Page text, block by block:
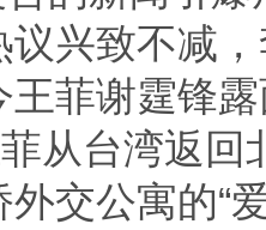
兴致不减
王菲谢霆锋
从台湾返
交公寓的“